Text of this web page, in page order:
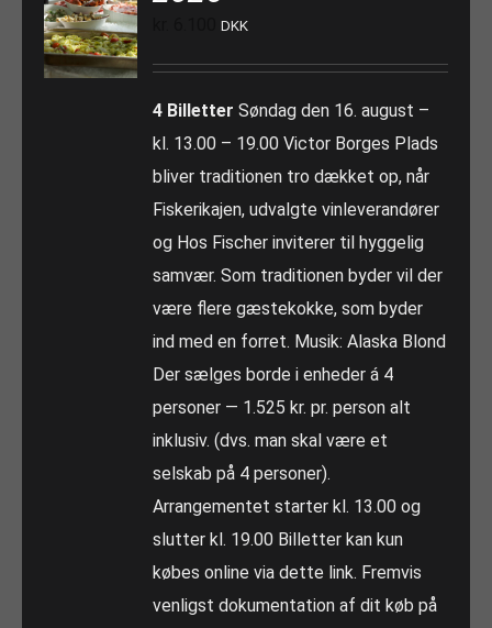
DKK
4 Billetter Søndag den 16. august –
kl. 13.00 – 19.00 Victor Borges Plads
bliver traditionen tro dækket op, når
Fiskerikajen, udvalgte vinleverandører
og Hos Fischer inviterer til hyggelig
samvær. Som traditionen byder vil der
være flere gæstekokke, som byder
ind med en forret. Musik: Alaska Blond
Der sælges borde i enheder á 4
personer — 1.525 kr. pr. person alt
inklusiv. (dvs. man skal være et
selskab på 4 personer).
Arrangementet starter kl. 13.00 og
slutter kl. 19.00 Billetter kan kun
købes online via dette link. Fremvis
venligst dokumentation af dit køb på